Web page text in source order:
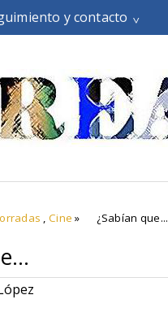
y contacto
, Cine » ¿Sabían que...